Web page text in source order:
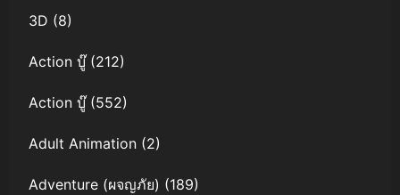
3D (8)
Action บู๊(212)
Action บู๊(552)
Adult Animation (2)
Adventure (ผจญภัย) (189)